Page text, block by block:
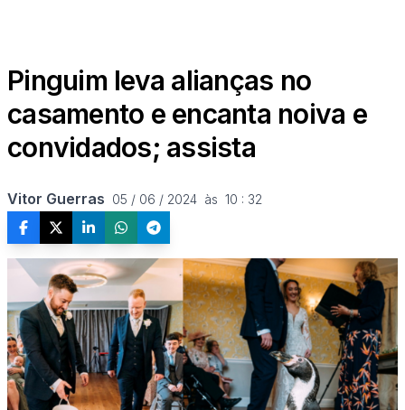
Pinguim leva alianças no
casamento e encanta noiva e
convidados; assista
Vitor Guerras 05 / 06 / 2024  às  10 : 32